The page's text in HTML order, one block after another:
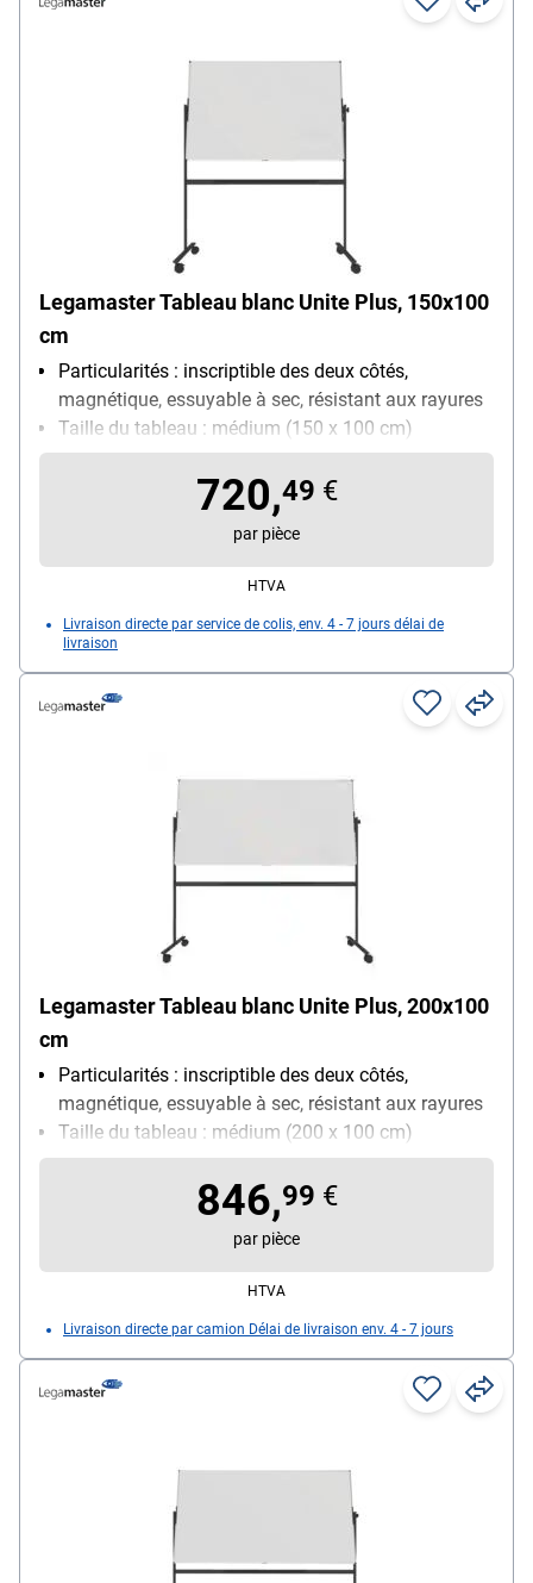
Legamaster Tableau blanc Unite Plus, 150x100
cm
Particularités : inscriptible des deux côtés,
magnétique, essuyable à sec, résistant aux rayures
Taille du tableau : médium (150 x 100 cm)
Utilisation : utilisation quotidienne
720,49 €
par pièce
HTVA
Livraison directe par service de colis, env. 4 - 7 jours délai de
livraison
Legamaster Tableau blanc Unite Plus, 200x100
cm
Particularités : inscriptible des deux côtés,
magnétique, essuyable à sec, résistant aux rayures
Taille du tableau : médium (200 x 100 cm)
Utilisation : utilisation quotidienne
846,99 €
par pièce
HTVA
Livraison directe par camion Délai de livraison env. 4 - 7 jours